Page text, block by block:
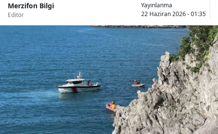
Merzifon Bilgi
Editör
Yayınlanma
22 Haziran 2026 - 01:35